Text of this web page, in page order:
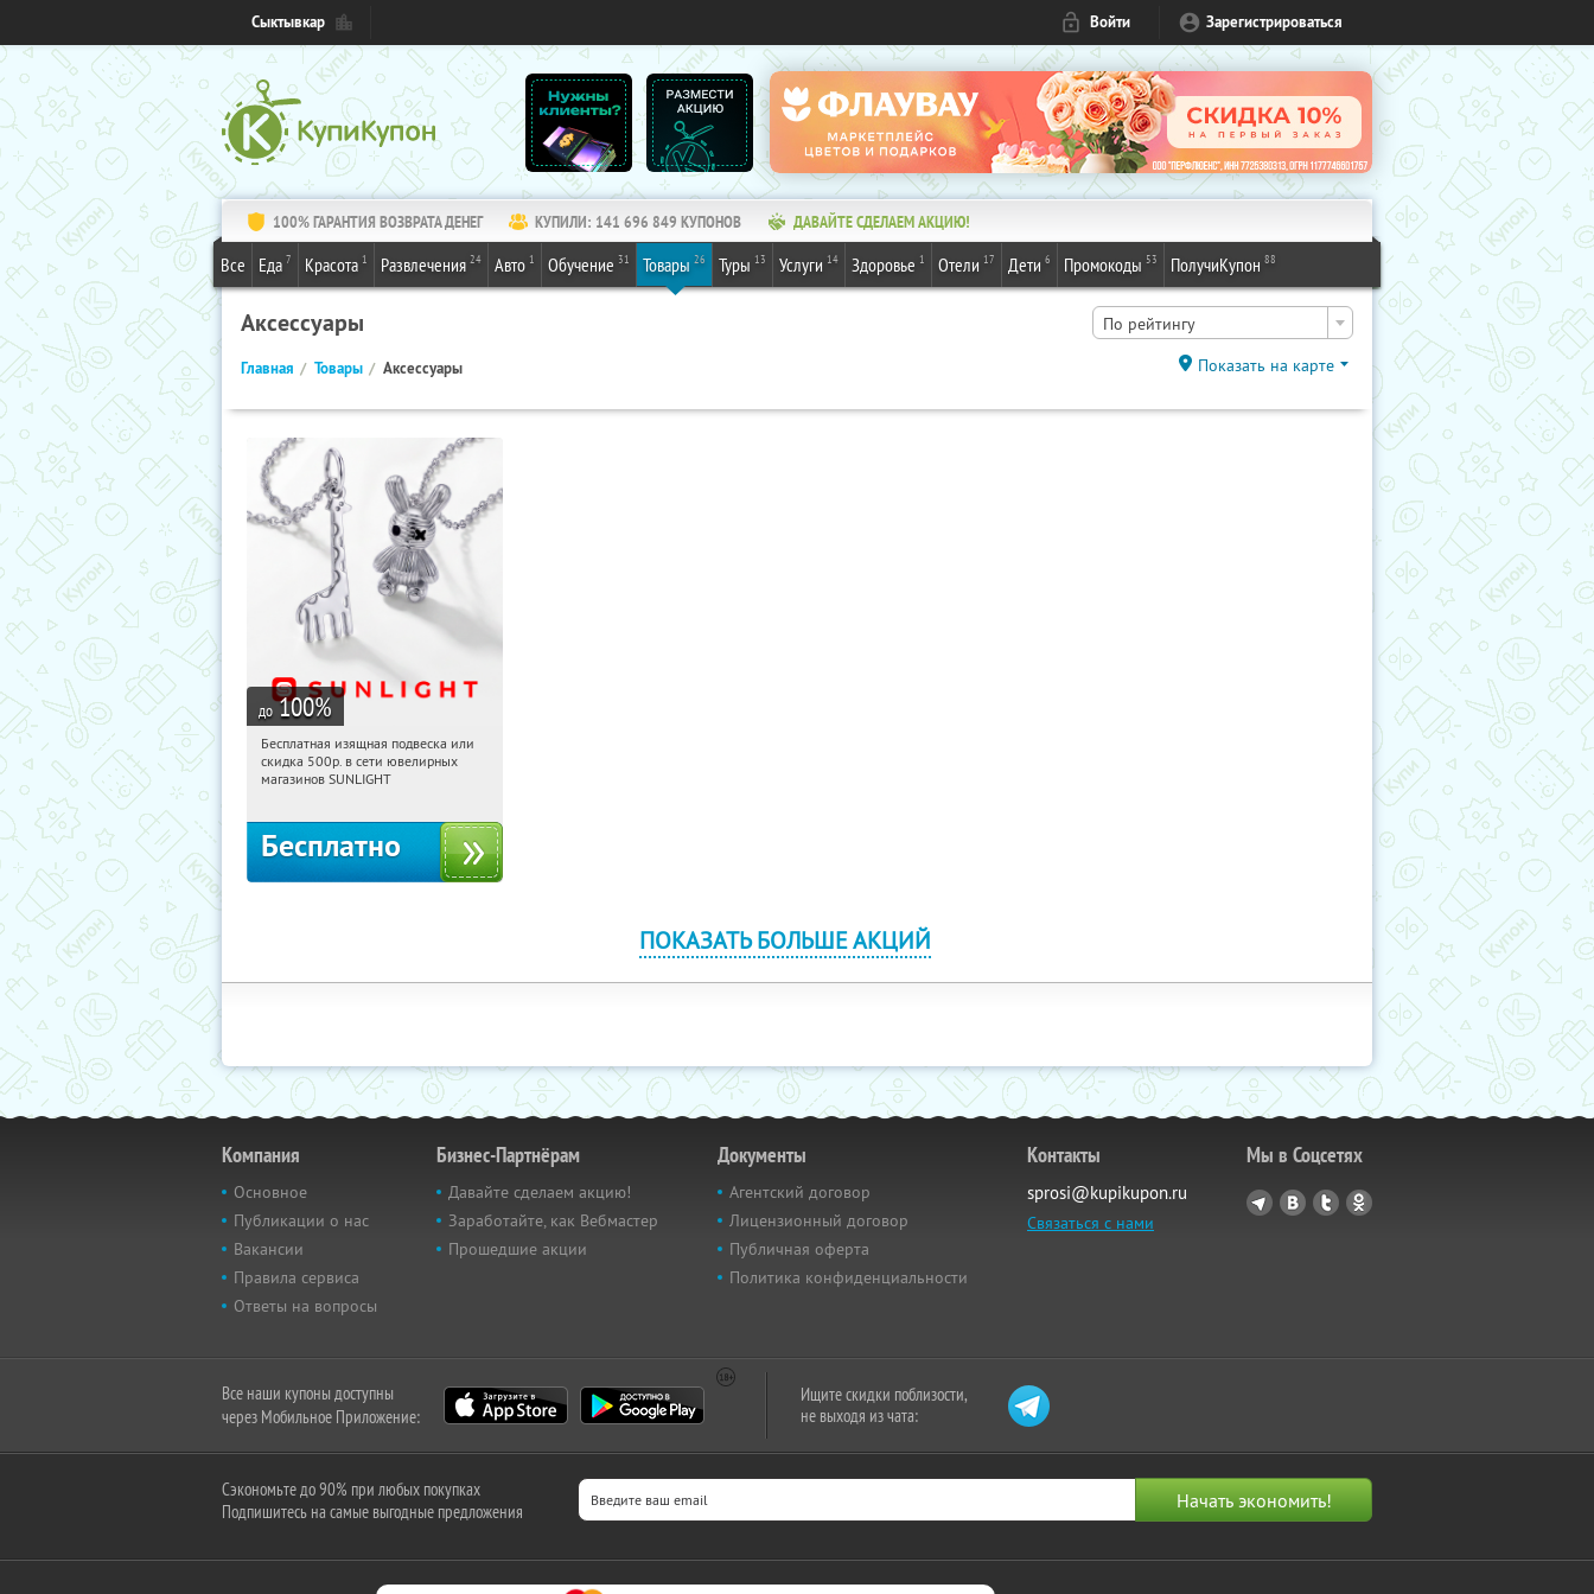
Сыктывкар Войти Зарегистрироваться
100% ГАРАНТИЯ ВОЗВРАТА ДЕНЕГ КУПИЛИ: 141 696 849 КУПОНОВ ДАВАЙТЕ СДЕЛАЕМ АКЦИЮ!
Все Еда 7 Красота 1 Развлечения 24 Авто 1 Обучение 31 Товары 26 Туры 13 Услуги 14 Здоровье 1 Отели 17 Дети 6 Промокоды 53 ПолучиКупон 88
Аксессуары По рейтингу
Главная Товары Аксессуары Показать на карте
до 100%
12:16:25 Получили:
Россия
Бесплатная изящная подвеска или
скидка 500р. в сети ювелирных
магазинов SUNLIGHT
Бесплатно
ПОКАЗАТЬ БОЛЬШЕ АКЦИЙ
Компания
Основное
Публикации о нас
Вакансии
Правила сервиса
Ответы на вопросы
Бизнес-Партнёрам
Давайте сделаем акцию!
Заработайте, как Вебмастер
Прошедшие акции
Документы
Агентский договор
Лицензионный договор
Публичная оферта
Политика конфиденциальности
Контакты
sprosi@kupikupon.ru
Связаться с нами
Мы в Соцсетях
Все наши купоны доступны
через Мобильное Приложение:
Ищите скидки поблизости,
не выходя из чата:
Сэкономьте до 90% при любых покупках
Подпишитесь на самые выгодные предложения